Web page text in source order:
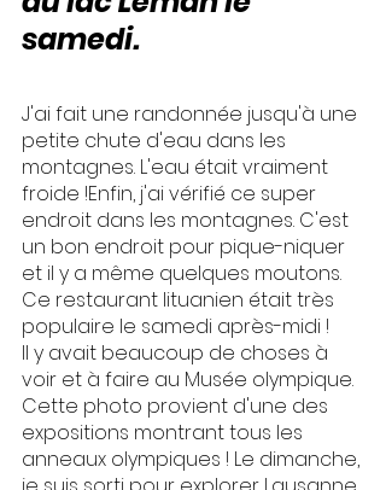
samedi.
J'ai fait une randonnée jusqu'à une
petite chute d'eau dans les
montagnes. L'eau était vraiment
froide !Enfin, j'ai vérifié ce super
endroit dans les montagnes. C'est
un bon endroit pour pique-niquer
et il y a même quelques moutons.
Ce restaurant lituanien était très
populaire le samedi après-midi !
Il y avait beaucoup de choses à
voir et à faire au Musée olympique.
Cette photo provient d'une des
expositions montrant tous les
anneaux olympiques ! Le dimanche,